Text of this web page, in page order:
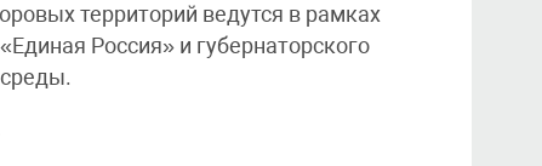
территорий ведутся в рамках
Россия» и губернаторского